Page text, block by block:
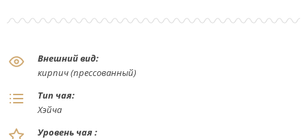
Внешний вид:
кирпич (прессованный)
Тип чая:
Хэйча
Уровень чая :